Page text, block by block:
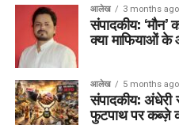
आलेख 3 months ago
संपादकीय:
क्या माफियाओं
आलेख 5 months ago
संपादकीय: अंधेरी
फुटपाथ पर कब्ज़े